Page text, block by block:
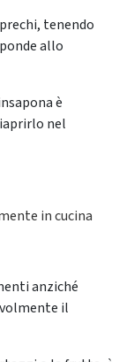
tenendo
allo
è
nel
in cucina
anziché
il